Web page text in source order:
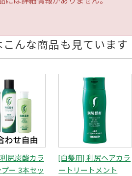
んな商品も見ています
尻炭酸カラ
ー 3本セッ
[白髪用] 利尻ヘアカラ
ートリートメント